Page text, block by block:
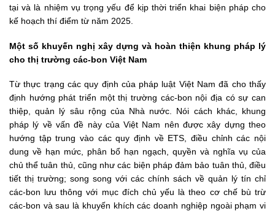
tại và là nhiệm vụ trọng yếu để kịp thời triển khai biện pháp cho
kế hoạch thí điểm từ năm 2025.
Một số khuyến nghị xây dựng và hoàn thiện khung pháp lý
cho thị trường các-bon Việt Nam
Từ thực trạng các quy định của pháp luật Việt Nam đã cho thấy
định hướng phát triển một thị trường các-bon nội địa có sự can
thiệp, quản lý sâu rộng của Nhà nước. Nói cách khác, khung
pháp lý về vấn đề này của Việt Nam nên được xây dựng theo
hướng tập trung vào các quy định về ETS, điều chỉnh các nội
dung về hạn mức, phân bổ hạn ngạch, quyền và nghĩa vụ của
chủ thể tuân thủ, cũng như các biện pháp đảm bảo tuân thủ, điều
tiết thị trường; song song với các chính sách về quản lý tín chỉ
các-bon lưu thông với mục đích chủ yếu là theo cơ chế bù trừ
các-bon và sau là khuyến khích các doanh nghiệp ngoài phạm vi